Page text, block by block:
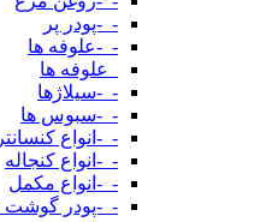
-_-پودر پر
-_-علوفه ها
_علوفه ها
-_-سیلاژها
-_-سبوس ها
-_-انواع
-_-انواع کنجاله
-_-انواع مکمل
-_-پودر گوشت